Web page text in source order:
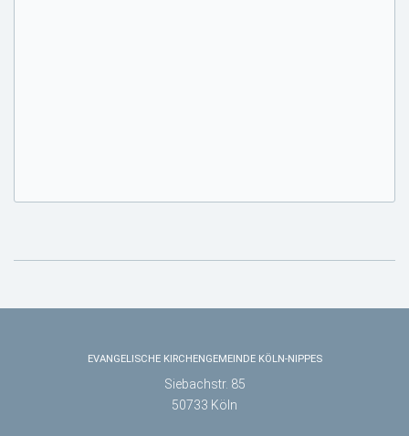
EVANGELISCHE KIRCHENGEMEINDE KÖLN-NIPPES
Siebachstr. 85
50733 Köln